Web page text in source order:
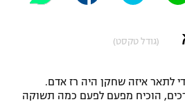
בפרסים
(גודל טקסט)
לתאר איזה שחקן היה רז אדם.
הוכיח מפעם לפעם כמה תשוקה